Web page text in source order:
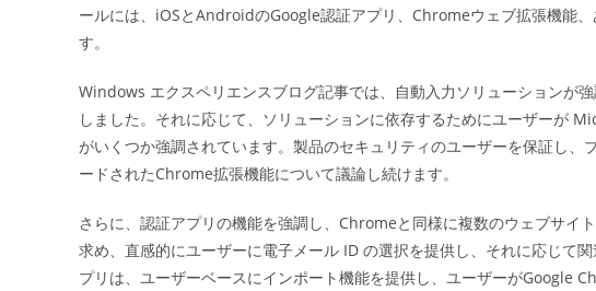
ールには、iOSとAndroidのGoogle認証アプリ、Chromeウェブ拡張機能
す。
Windows エクスペリエンスブログ記事では、自動入力ソリューションが
しました。それに応じて、ソリューションに依存するためにユーザーが
がいくつか強調されています。製品のセキュリティのユーザーを保証し
ードされたChrome拡張機能について議論し続けます。
さらに、認証アプリの機能を強調し、Chromeと同様に複数のウェブサイ
求め、直感的にユーザーに電子メール ID の選択を提供し、それに応じて
プリは、ユーザーベースにインポート機能を提供し、ユーザーがGoogle